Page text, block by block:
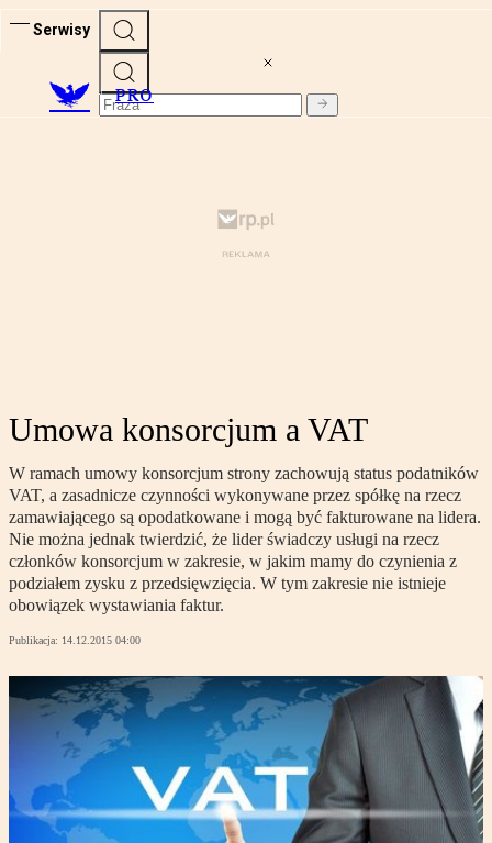
Serwisy
PRO
Umowa konsorcjum a VAT
W ramach umowy konsorcjum strony zachowują status podatników
VAT, a zasadnicze czynności wykonywane przez spółkę na rzecz
zamawiającego są opodatkowane i mogą być fakturowane na lidera.
Nie można jednak twierdzić, że lider świadczy usługi na rzecz
członków konsorcjum w zakresie, w jakim mamy do czynienia z
podziałem zysku z przedsięwzięcia. W tym zakresie nie istnieje
obowiązek wystawiania faktur.
Publikacja: 14.12.2015 04:00